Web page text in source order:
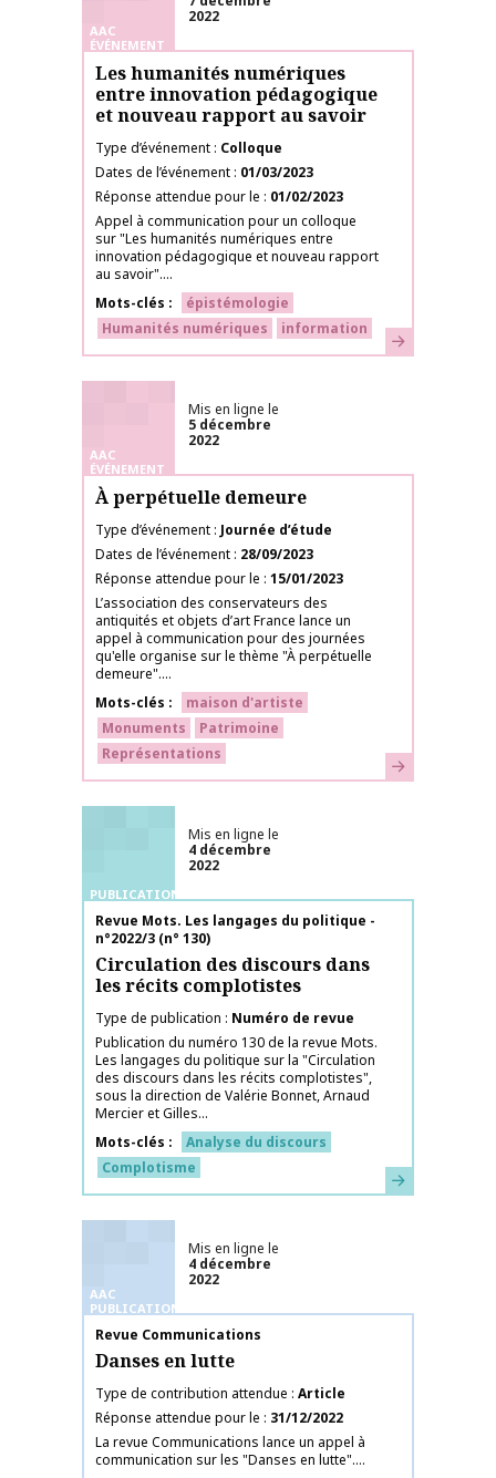
AAC
ÉVÉNEMENT
2022
Les humanités numériques
entre innovation pédagogique
et nouveau rapport au savoir
Type d’événement Colloque
Dates de l’événement 01/03/2023
Réponse attendue pour le
01/02/2023
Appel à communication pour un colloque
sur "Les humanités numériques entre
innovation pédagogique et nouveau rapport
au savoir"....
Mots-clés
épistémologie
Humanités numériques
information En savoir plus
AAC
ÉVÉNEMENT
Mis en ligne le
5 décembre
2022
À perpétuelle demeure
Type d’événement Journée d’étude
Dates de l’événement 28/09/2023
Réponse attendue pour le 15/01/2023
L’association des conservateurs des
antiquités et objets d’art France lance un
appel à communication pour des journées
qu'elle organise sur le thème "À perpétuelle
demeure"....
Mots-clés
maison d'artiste
Monuments
Patrimoine
Représentations
En savoir plus
PUBLICATIONS
Mis en ligne le
4 décembre
2022
Nom de la publication
Revue Mots. Les langages du politique -
n°2022/3 (n° 130)
Circulation des discours dans
les récits complotistes
Type de publication
Numéro de revue
Publication du numéro 130 de la revue Mots.
Les langages du politique sur la "Circulation
des discours dans les récits complotistes",
sous la direction de Valérie Bonnet, Arnaud
Mercier et Gilles...
Mots-clés
Analyse du discours
Complotisme
En savoir plus
AAC
PUBLICATIONS
Mis en ligne le
4 décembre
2022
Nom de la publication
Revue Communications
Danses en lutte
Type de contribution attendue Article
Réponse attendue pour le
31/12/2022
La revue Communications lance un appel à
communication sur les "Danses en lutte"....